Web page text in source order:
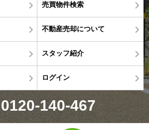
売買物件検索
不動産売却について
スタッフ紹介
ログイン
0120-140-467